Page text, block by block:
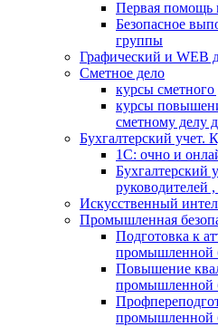
Первая помощь
Безопасное
группы
Графический и WEB
Сметное дело
курсы
курсы
сметному делу
Бухгалтерский учет.
1С: очно и
Бухгалтерский
руководителей
Искусственный
Промышленная
Подготовка к
промышленной
Повышение
промышленной
промышленной